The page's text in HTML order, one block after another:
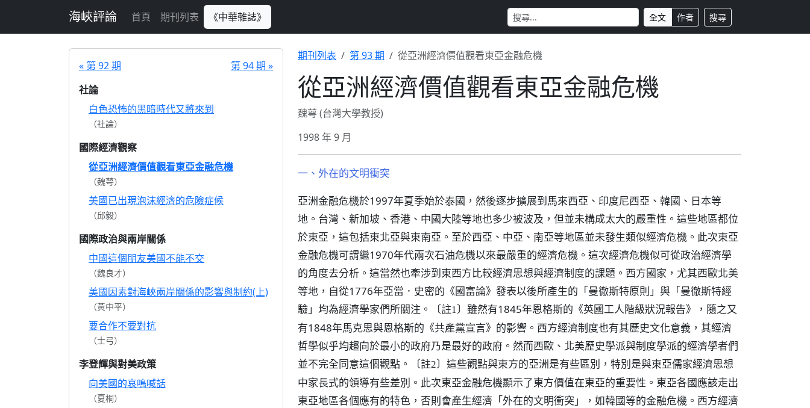
海峽評論 首頁 期刊列表 《中華雜誌》 全文 作者 搜尋
« 第 92 期
第 94 期 »
社論
白色恐怖的黑暗時代又將來到
（社論）
國際經濟觀察
從亞洲經濟價值觀看東亞金融危機
（魏萼）
美國已出現泡沫經濟的危險症候
（邱毅）
國際政治與兩岸關係
中國這個朋友美國不能不交
（魏良才）
美國因素對海峽兩岸關係的影響與制約(上)
（黃中平）
要合作不要對抗
（士弓）
李登輝與對美政策
向美國的哀鳴喊話
（夏桐）
期刊列表 第 93 期 從亞洲經濟價值觀看東亞金融危機
從亞洲經濟價值觀看東亞金融危機
魏萼 (台灣大學教授)
1998 年 9 月
一、外在的文明衝突
亞洲金融危機於1997年夏季始於泰國，然後逐步擴展到馬來西亞、印度尼西亞、韓國、日本等
地。台灣、新加坡、香港、中國大陸等地也多少被波及，但並未構成太大的嚴重性。這些地區都位
於東亞，這包括東北亞與東南亞。至於西亞、中亞、南亞等地區並未發生類似經濟危機。此次東亞
金融危機可謂繼1970年代兩次石油危機以來最嚴重的經濟危機。這次經濟危機似可從政治經濟學
的角度去分析。這當然也牽涉到東西方比較經濟思想與經濟制度的課題。西方國家，尤其西歐北美
等地，自從1776年亞當．史密的《國富論》發表以後所產生的「曼徹斯特原則」與「曼徹斯特經
驗」均為經濟學家們所關注。
〔註1〕 雖然有1845年恩格斯的《英國工人階級狀況報告》，隨之又
有1848年馬克思與恩格斯的《共產黨宣言》的影響。西方經濟制度也有其歷史文化意義，其經濟
哲學似乎均趨向於最小的政府乃是最好的政府。然而西歐、北美歷史學派與制度學派的經濟學者們
並不完全同意這個觀點。
〔註2〕 這些觀點與東方的亞洲是有些區別，特別是與東亞儒家經濟思想
中家長式的領導有些差別。此次東亞金融危機顯示了東方價值在東亞的重要性。東亞各國應該走出
東亞地區各個應有的特色，否則會產生經濟「外在的文明衝突」，如韓國等的金融危機。西方經濟